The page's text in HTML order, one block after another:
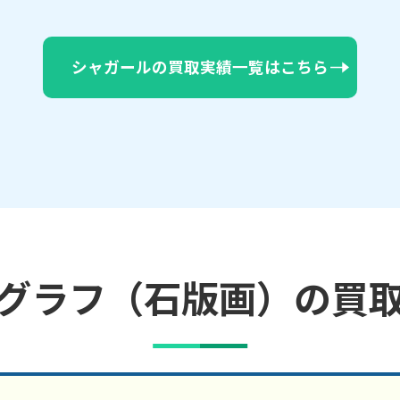
シャガールの買取実績一覧はこちら
ラフ（石版画）の買